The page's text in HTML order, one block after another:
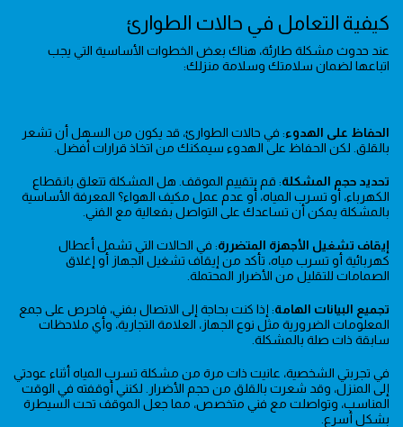
كيفية التعامل في حالات الطوارئ
عند حدوث مشكلة طارئة، هناك بعض الخطوات الأساسية التي يجب
اتباعها لضمان سلامتك وسلامة منزلك:
الحفاظ على الهدوء: في حالات الطوارئ، قد يكون من السهل أن تشعر
بالقلق. لكن الحفاظ على الهدوء سيمكنك من اتخاذ قرارات أفضل.
تحديد حجم المشكلة: قم بتقييم الموقف. هل المشكلة تتعلق بانقطاع
الكهرباء، أو تسرب المياه، أو عدم عمل مكيف الهواء؟ المعرفة الأساسية
بالمشكلة يمكن أن تساعدك على التواصل بفعالية مع الفني.
إيقاف تشغيل الأجهزة المتضررة: في الحالات التي تشمل أعطال
كهربائية أو تسرب مياه، تأكد من إيقاف تشغيل الجهاز أو إغلاق
الصمامات للتقليل من الأضرار المحتملة.
تجميع البيانات الهامة: إذا كنت بحاجة إلى الاتصال بفني، فاحرص على جمع
المعلومات الضرورية مثل نوع الجهاز، العلامة التجارية، وأي ملاحظات
سابقة ذات صلة بالمشكلة.
في تجربتي الشخصية، عانيت ذات مرة من مشكلة تسرب المياه أثناء عودتي
إلى المنزل، وقد شعرت بالقلق من حجم الأضرار. لكنني أوقفته في الوقت
المناسب، وتواصلت مع فني متخصص، مما جعل الموقف تحت السيطرة
بشكل أسرع.